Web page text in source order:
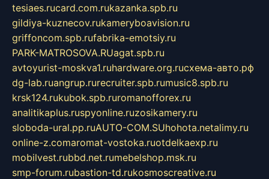
tesiaes.rucard.com.rukazanka.spb.ru
gildiya-kuznecov.rukameryboavision.ru
griffoncom.spb.rufabrika-emotsiy.ru
PARK-MATROSOVA.RUagat.spb.ru
avtoyurist-moskva1.ruhardware.org.ruсхема-авто.рф
dg-lab.ruangrup.rurecruiter.spb.rumusic8.spb.ru
krsk124.rukubok.spb.ruromanofforex.ru
analitikaplus.ruspyonline.ruzosikamery.ru
sloboda-ural.pp.ruAUTO-COM.SUhohota.netalimy.ru
online-z.comaromat-vostoka.ruotdelkaexp.ru
mobilvest.rubbd.net.rumebelshop.msk.ru
smp-forum.rubastion-td.rukosmoscreative.ru